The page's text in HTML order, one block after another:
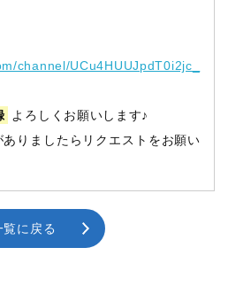
channel/UCu4HUUJpdT0i2jc_
よろしくお願いします♪
りましたらリクエストをお願い
覧に戻る